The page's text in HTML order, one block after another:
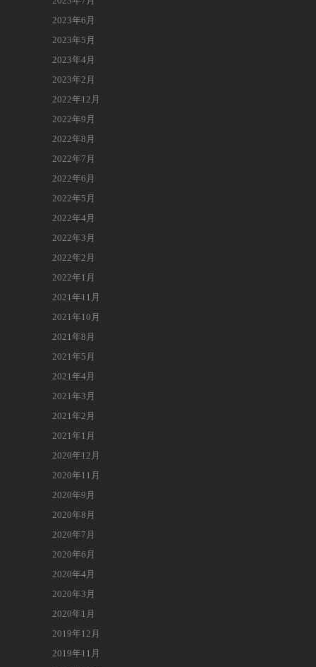
2023年6月
2023年5月
2023年4月
2023年2月
2022年12月
2022年9月
2022年8月
2022年7月
2022年6月
2022年5月
2022年4月
2022年3月
2022年2月
2022年1月
2021年11月
2021年10月
2021年8月
2021年5月
2021年4月
2021年3月
2021年2月
2021年1月
2020年12月
2020年11月
2020年9月
2020年8月
2020年7月
2020年6月
2020年4月
2020年3月
2020年1月
2019年12月
2019年11月